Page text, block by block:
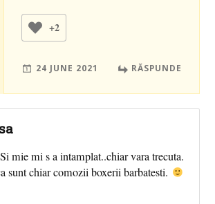
+2
24 JUNE 2021 RĂSPUNDE
mie mi s a intamplat..chiar vara trecuta.
sunt chiar comozii boxerii barbatesti.